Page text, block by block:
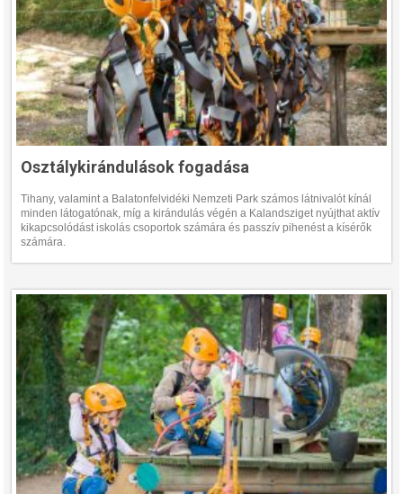
Osztálykirándulások fogadása
Tihany, valamint a Balatonfelvidéki Nemzeti Park számos látnivalót kínál
minden látogatónak, míg a kirándulás végén a Kalandsziget nyújthat aktív
kikapcsolódást iskolás csoportok számára és passzív pihenést a kísérők
számára.